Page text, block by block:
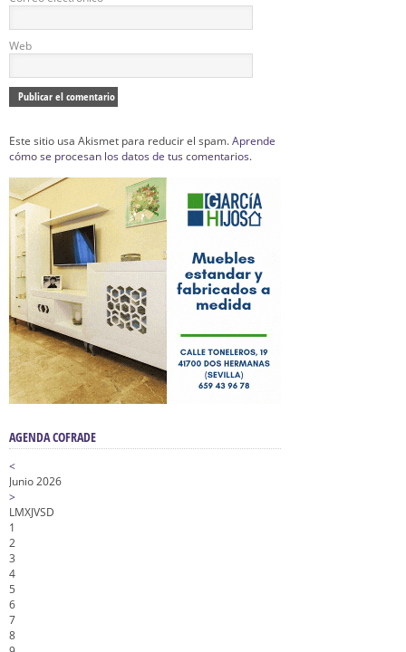
Web
Este sitio usa Akismet para reducir el spam.Aprende
cómo se procesan los datos de tus comentarios.
AGENDA COFRADE
<
Junio 2026
>
LMXJVSD
1
2
3
4
5
6
7
8